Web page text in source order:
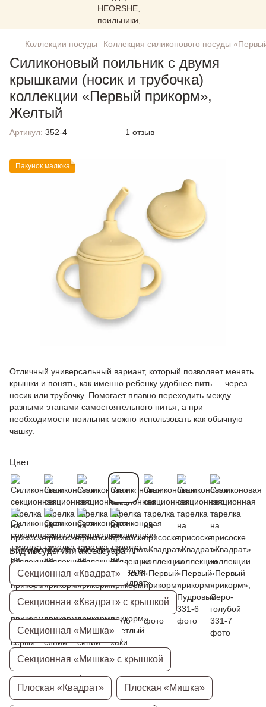
Коллекции посуды Коллекция силиконового посуды
Силиконовый поильник с двумя
крышками (носик и трубочка)
коллекции «Первый прикорм»,
Желтый
Артикул: 352-4 1 отзыв
Пакунок малюка
Отличный универсальный вариант, который позволяет менять
крышки и понять, как именно ребенку удобнее пить — через
носик или трубочку. Помогает плавно переходить между
разными этапами самостоятельного питья, а при
необходимости поильник можно использовать как обычную
чашку.
Цвет
Вид посуды или аксессуара
Секционная «Квадрат»
Секционная «Квадрат» с крышкой
Секционная «Мишка»
Секционная «Мишка» с крышкой
Плоская «Квадрат» Плоская «Мишка»